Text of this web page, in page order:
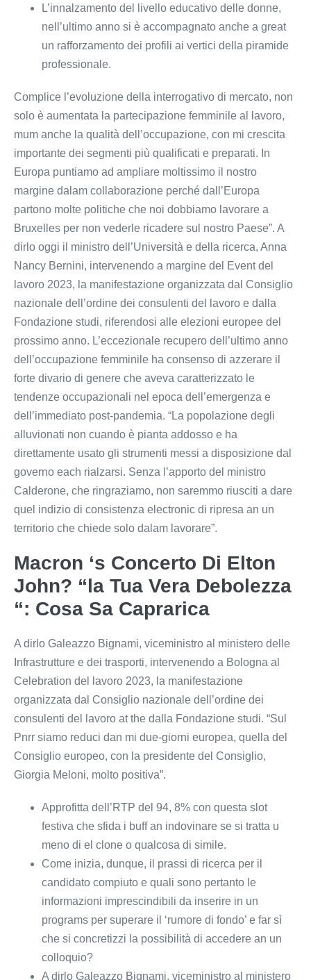
L’innalzamento del livello educativo delle donne,
nell’ultimo anno si è accompagnato anche a great
un rafforzamento dei profili ai vertici della piramide
professionale.
Complice l’evoluzione della interrogativo di mercato, non
solo è aumentata la partecipazione femminile al lavoro,
mum anche la qualità dell’occupazione, con mi crescita
importante dei segmenti più qualificati e preparati. In
Europa puntiamo ad ampliare moltissimo il nostro
margine dalam collaborazione perché dall’Europa
partono molte politiche che noi dobbiamo lavorare a
Bruxelles per non vederle ricadere sul nostro Paese”. A
dirlo oggi il ministro dell’Università e della ricerca, Anna
Nancy Bernini, intervenendo a margine del Event del
lavoro 2023, la manifestazione organizzata dal Consiglio
nazionale dell’ordine dei consulenti del lavoro e dalla
Fondazione studi, riferendosi alle elezioni europee del
prossimo anno. L’eccezionale recupero dell’ultimo anno
dell’occupazione femminile ha consenso di azzerare il
forte divario di genere che aveva caratterizzato le
tendenze occupazionali nel epoca dell’emergenza e
dell’immediato post-pandemia. “La popolazione degli
alluvionati non cuando è pianta addosso e ha
direttamente usato gli strumenti messi a disposizione dal
governo each rialzarsi. Senza l’apporto del ministro
Calderone, che ringraziamo, non saremmo riusciti a dare
quel indizio di consistenza electronic di ripresa an un
territorio che chiede solo dalam lavorare”.
Macron ‘s Concerto Di Elton
John? “la Tua Vera Debolezza
“: Cosa Sa Caprarica
A dirlo Galeazzo Bignami, viceministro al ministero delle
Infrastrutture e dei trasporti, intervenendo a Bologna al
Celebration del lavoro 2023, la manifestazione
organizzata dal Consiglio nazionale dell’ordine dei
consulenti del lavoro at the dalla Fondazione studi. “Sul
Pnrr siamo reduci dan mi due-giorni europea, quella del
Consiglio europeo, con la presidente del Consiglio,
Giorgia Meloni, molto positiva”.
Approfitta dell’RTP del 94, 8% con questa slot
festiva che sfida i buff an indovinare se si tratta u
meno di el clone o qualcosa di simile.
Come inizia, dunque, il prassi di ricerca per il
candidato compiuto e quali sono pertanto le
informazioni imprescindibili da inserire in un
programs per superare il ‘rumore di fondo’ e far sì
che si concretizzi la possibilità di accedere an un
colloquio?
A dirlo Galeazzo Bignami, viceministro al ministero